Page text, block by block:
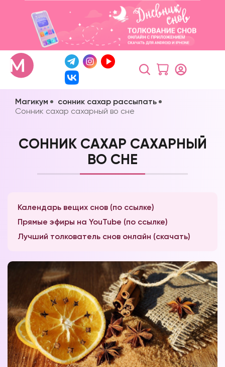
Магикум
сонник сахар рассыпать
Сонник сахар сахарный во сне
СОННИК САХАР САХАРНЫЙ
ВО СНЕ
Календарь вещих снов (по ссылке)
Прямые эфиры на YouTube (по ссылке)
Лучший толкователь снов онлайн (скачать)